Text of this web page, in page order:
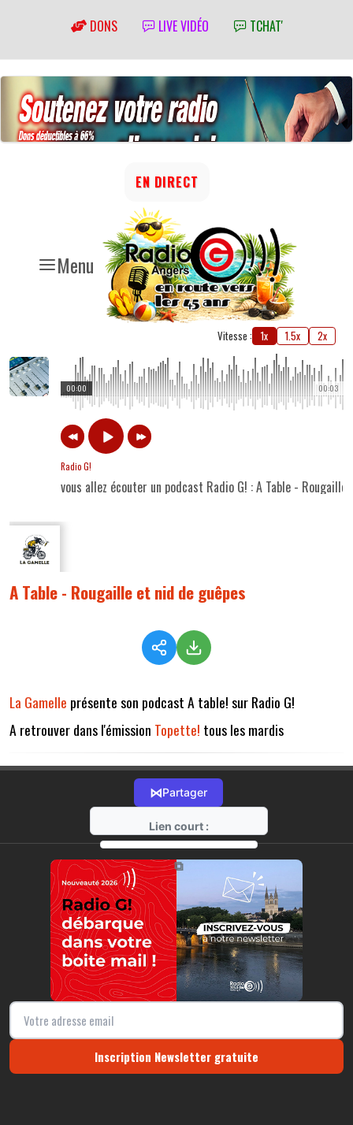
DONS LIVE VIDÉO TCHAT'
Menu
EN DIRECT
Vitesse : 1x 1.5x 2x
00:03
00:00
Radio G!
vous allez écouter un podcast Radio G! : A Table -
A Table - Rougaille et nid de guêpes
La Gamelle présente son podcast A table! sur Radio G!
A retrouver dans l'émission Topette! tous les mardis
⋈Partager
Lien court :
https://radio-g.fr?11302
⧉
Inscription Newsletter gratuite